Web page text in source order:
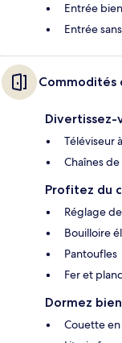
Entrée
Entrée
Commodités
Divertissez-
Téléviseur
Chaînes
Profitez du
Réglage
Bouilloire
Pantoufles
Fer et
Dormez bien
Couette